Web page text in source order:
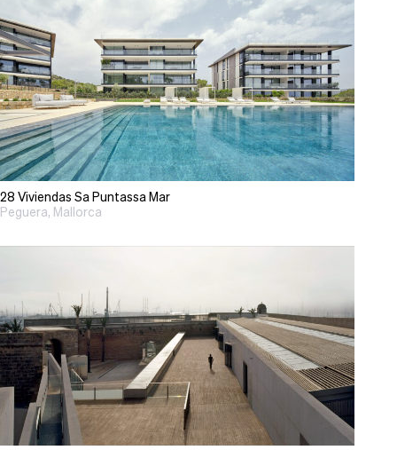
28 Viviendas Sa Puntassa Mar
Peguera, Mallorca